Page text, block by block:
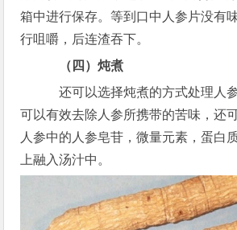
箱中进行保存。等到口中人参片没有
行咀嚼，后连渣吞下。
（四）炖煮
还可以选择炖煮的方式处理人
可以有效去除人参所携带的苦味，还
人参中的人参皂苷，微量元素，蛋白
上融入汤汁中。